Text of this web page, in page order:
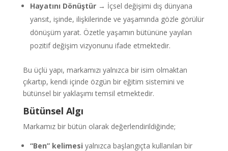
Hayatını Dönüştür→ İçsel değişimi dış dünyana
yansıt, işinde, ilişkilerinde ve yaşamında gözle görülür
dönüşüm yarat. Özetle yaşamın bütününe yayılan
pozitif değişim vizyonunu ifade etmektedir.
Bu üçlü yapı, markamızı yalnızca bir isim olmaktan
çıkartıp, kendi içinde özgün bir eğitim sistemini ve
bütünsel bir yaklaşımı temsil etmektedir.
Bütünsel Algı
Markamız bir bütün olarak değerlendirildiğinde;
“Ben” kelimesi yalnızca başlangıçta kullanılan bir